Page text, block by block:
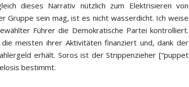
dieses Narrativ nützlich zum Elektrisieren von
Gruppe sein mag, ist es nicht wasserdicht. Ich weise
Führer die Demokratische Partei kontrolliert.
meisten ihrer Aktivitäten finanziert und, dank der
erhält. Soros ist der Strippenzieher [“puppet
bestimmt.